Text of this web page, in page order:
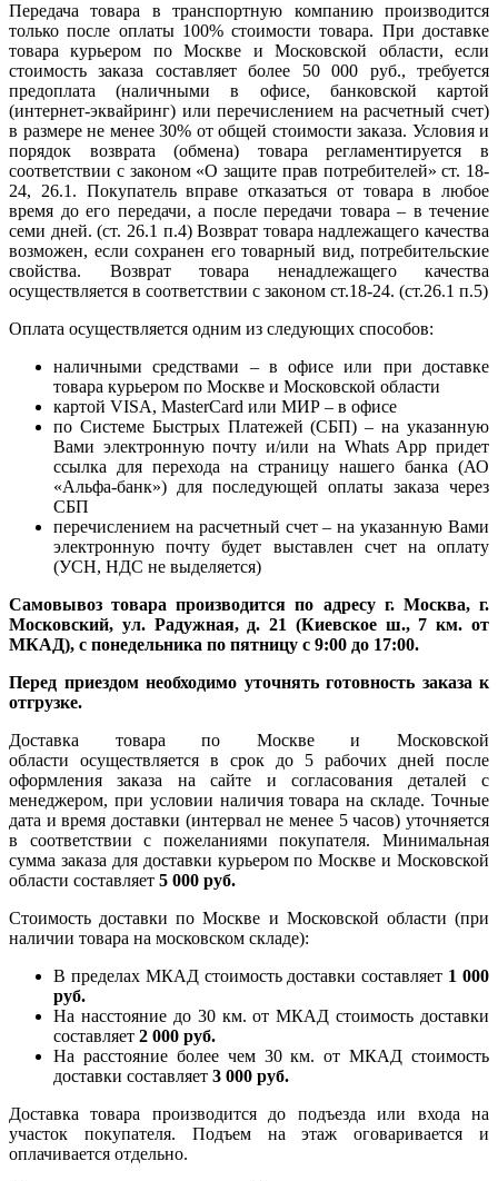
Передача товара в транспортную компанию производится
только после оплаты 100% стоимости товара. При доставке
товара курьером по Москве и Московской области, если
стоимость заказа составляет более 50 000 руб., требуется
предоплата (наличными в офисе, банковской картой
(интернет-эквайринг) или перечислением на расчетный счет)
в размере не менее 30% от общей стоимости заказа. Условия и
порядок возврата (обмена) товара регламентируется в
соответствии с законом «О защите прав потребителей» ст. 18-
24, 26.1. Покупатель вправе отказаться от товара в любое
время до его передачи, а после передачи товара – в течение
семи дней. (ст. 26.1 п.4) Возврат товара надлежащего качества
возможен, если сохранен его товарный вид, потребительские
свойства. Возврат товара ненадлежащего качества
осуществляется в соответствии с законом ст.18-24. (ст.26.1 п.5)
Оплата осуществляется одним из следующих способов:
наличными средствами – в офисе или при доставке
товара курьером по Москве и Московской области
картой VISA, MasterCard или МИР – в офисе
по Системе Быстрых Платежей (СБП) – на указанную
Вами электронную почту и/или на Whats App придет
ссылка для перехода на страницу нашего банка (АО
«Альфа-банк») для последующей оплаты заказа через
СБП
перечислением на расчетный счет – на указанную Вами
электронную почту будет выставлен счет на оплату
(УСН, НДС не выделяется)
Самовывоз товара производится по адресу г. Москва, г.
Московский, ул. Радужная, д. 21 (Киевское ш., 7 км. от
МКАД), с понедельника по пятницу с 9:00 до 17:00.
Перед приездом необходимо уточнять готовность заказа к
отгрузке.
Доставка товара по Москве и Московской
области осуществляется в срок до 5 рабочих дней после
оформления заказа на сайте и согласования деталей с
менеджером, при условии наличия товара на складе. Точные
дата и время доставки (интервал не менее 5 часов) уточняется
в соответствии с пожеланиями покупателя. Минимальная
сумма заказа для доставки курьером по Москве и Московской
области составляет 5 000 руб.
Стоимость доставки по Москве и Московской области (при
наличии товара на московском складе):
В пределах МКАД стоимость доставки составляет 1 000
руб.
На насcтояние до 30 км. от МКАД стоимость доставки
составляет 2 000 руб.
На расстояние более чем 30 км. от МКАД стоимость
доставки составляет 3 000 руб.
Доставка товара производится до подъезда или входа на
участок покупателя. Подъем на этаж оговаривается и
оплачивается отдельно.